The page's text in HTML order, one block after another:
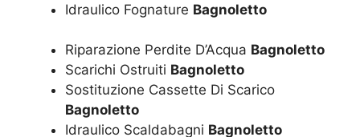
Idraulico Fognature Bagnoletto
Riparazione Perdite D’Acqua Bagnoletto
Scarichi Ostruiti Bagnoletto
Sostituzione Cassette Di Scarico
Bagnoletto
Idraulico Scaldabagni Bagnoletto